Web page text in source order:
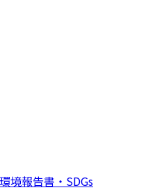
境報告書・SDGs